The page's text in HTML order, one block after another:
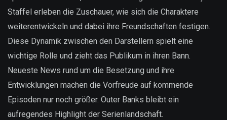
Staffel erleben die Zuschauer, wie sich die Charaktere
weiterentwickeln und dabei ihre Freundschaften festigen.
Diese Dynamik zwischen den Darstellern spielt eine
wichtige Rolle und zieht das Publikum in ihren Bann.
Neueste News rund um die Besetzung und ihre
Entwicklungen machen die Vorfreude auf kommende
Episoden nur noch größer. Outer Banks bleibt ein
aufregendes Highlight der Serienlandschaft.